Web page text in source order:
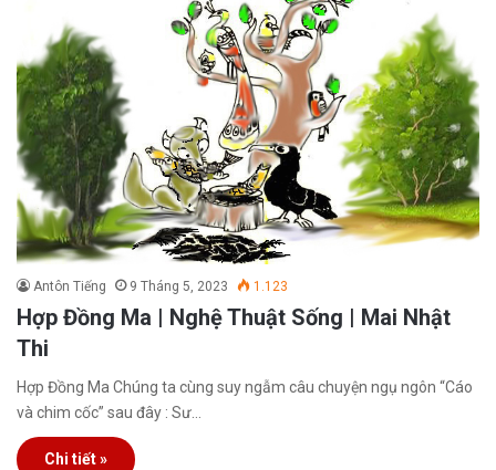
Antôn Tiếng 9 Tháng 5, 2023 1.123
Hợp Đồng Ma | Nghệ Thuật Sống | Mai Nhật
Thi
Hợp Đồng Ma Chúng ta cùng suy ngẫm câu chuyện ngụ ngôn “Cáo
và chim cốc” sau đây : Sư…
Chi tiết »